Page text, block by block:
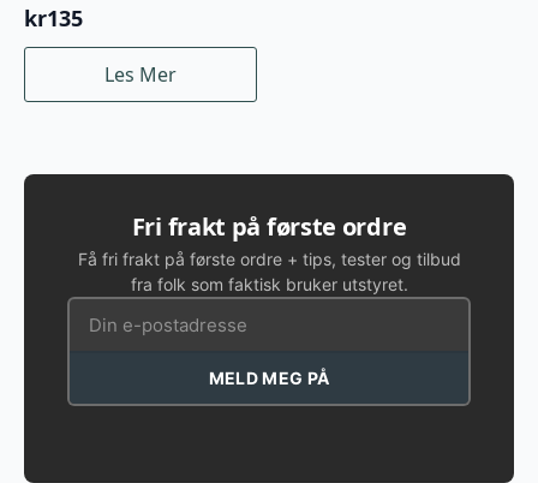
kr135
Les Mer
Fri frakt på første ordre
Få fri frakt på første ordre + tips, tester og tilbud
fra folk som faktisk bruker utstyret.
MELD MEG PÅ